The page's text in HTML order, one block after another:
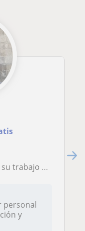
femenino y mucho más
personal
y